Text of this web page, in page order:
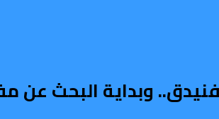
وبداية البحث عن